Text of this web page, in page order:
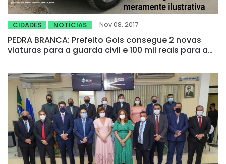
CIDADES NOTÍCIAS Nov 08, 2017
PEDRA BRANCA: Prefeito Gois consegue 2 novas
viaturas para a guarda civil e 100 mil reais para a
Mineirolândia